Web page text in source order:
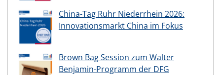
China-Tag Ruhr Niederrhein 2026:
Innovationsmarkt China im Fokus
Brown Bag Session zum Walter
Benjamin-Programm der DFG